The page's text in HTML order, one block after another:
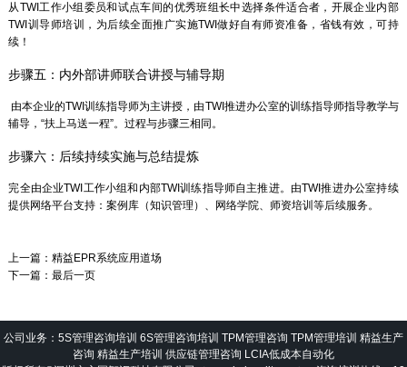
从TWI工作小组委员和试点车间的优秀班组长中选择条件适合者，开展企业内部
TWI训导师培训，为后续全面推广实施TWI做好自有师资准备，省钱有效，可持
续！
步骤五：内外部讲师联合讲授与辅导期
由本企业的TWI训练指导师为主讲授，由TWI推进办公室的训练指导师指导教学与
辅导，“扶上马送一程”。过程与步骤三相同。
步骤六：后续持续实施与总结提炼
完全由企业TWI工作小组和内部TWI训练指导师自主推进。由TWI推进办公室持续
提供网络平台支持：案例库（知识管理）、网络学院、师资培训等后续服务。
上一篇：精益EPR系统应用道场
下一篇：最后一页
公司业务：5S管理咨询培训 6S管理咨询培训 TPM管理咨询 TPM管理培训 精益生产
咨询 精益生产培训 供应链管理咨询 LCIA低成本自动化